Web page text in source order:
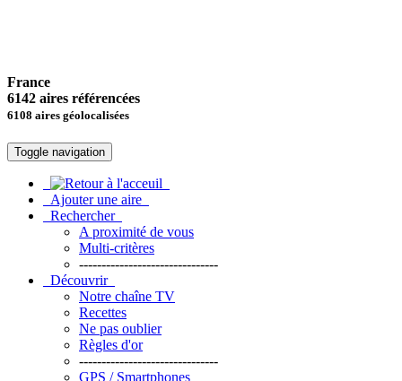
France
6142 aires référencées
6108 aires géolocalisées
Toggle navigation
Ajouter une aire
Rechercher
A proximité de vous
Multi-critères
-------------------------------
Découvrir
Notre chaîne TV
Recettes
Ne pas oublier
Règles d'or
-------------------------------
GPS / Smartphones